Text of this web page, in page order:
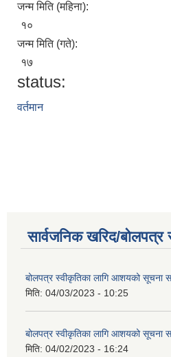
जन्म मिति (महिना):
१०
जन्म मिति (गते):
१७
status:
वर्तमान
सार्वजनिक खरिद/बोलपत्र
बोलपत्र स्वीकृतिका लागि आशयको सूचना
मिति: 04/03/2023 - 10:25
बोलपत्र स्वीकृतिका लागि आशयको सूचना
मिति: 04/02/2023 - 16:24